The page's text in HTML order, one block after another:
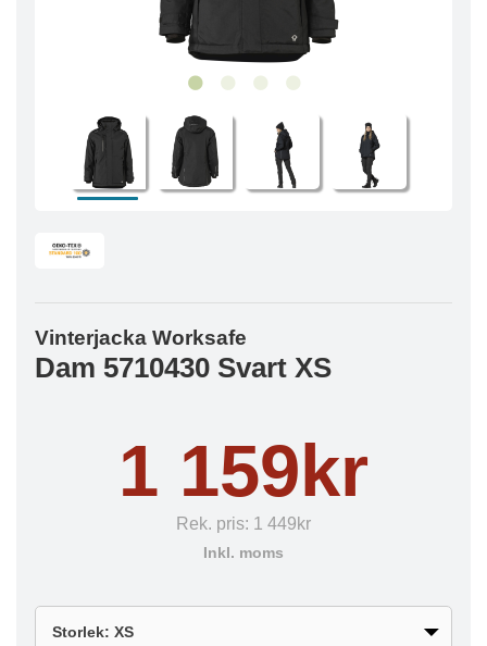
Vinterjacka Worksafe
Dam 5710430 Svart XS
1 159kr
Rek. pris: 1 449kr
Inkl. moms